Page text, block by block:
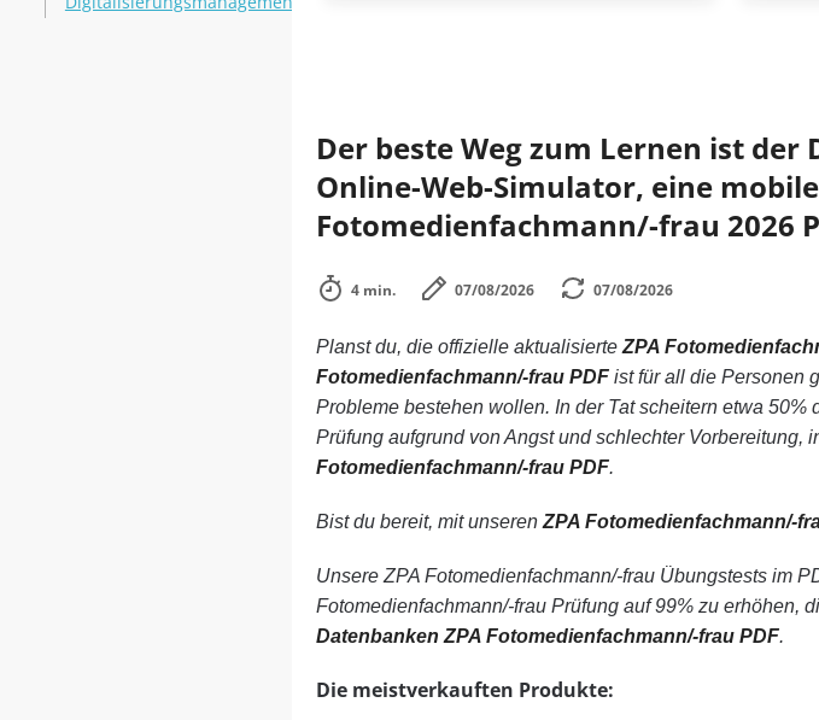
Der beste Weg zum Lernen ist
Online-Web-Simulator, eine
Fotomedienfachmann/-frau 2026
4 min. 07/08/2026 07/08/2026
Planst du, die offizielle aktualisierte ZPA
Fotomedienfachmann/-frau PDFist für all die Personen
Probleme bestehen wollen. In der Tat scheitern etwa
Prüfung aufgrund von Angst und schlechter
Fotomedienfachmann/-frau PDF.
Bist du bereit, mit unseren ZPA Fotomedienfachmann/-
Unsere ZPA Fotomedienfachmann/-frau Übungstests im
Fotomedienfachmann/-frau Prüfung auf 99% zu erhöhen,
Datenbanken ZPA Fotomedienfachmann/-frau PDF.
Die meistverkauften Produkte: